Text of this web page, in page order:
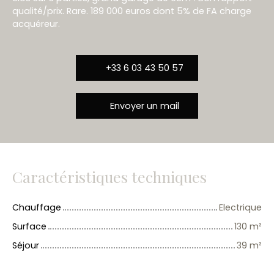
qualité/prix. Rare. 189 000 euros dont 5% de FA charge
acquéreur.
+33 6 03 43 50 57
Envoyer un mail
Caractéristiques techniques
Chauffage
Electrique
Surface
130 m²
Séjour
39 m²